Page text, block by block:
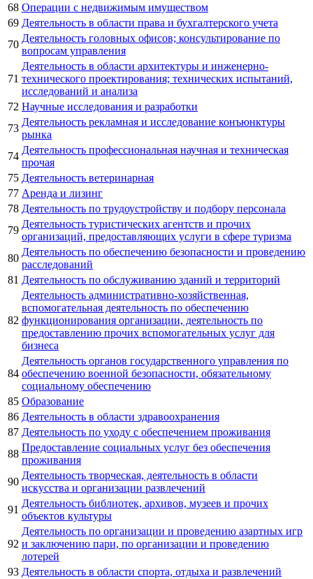
68 Операции с недвижимым имуществом
69 Деятельность в области права и бухгалтерского учета
70
Деятельность головных офисов; консультирование по
вопросам управления
71
Деятельность в области архитектуры и инженерно-
технического проектирования; технических испытаний,
исследований и анализа
72 Научные исследования и разработки
73
Деятельность рекламная и исследование конъюнктуры
рынка
74
Деятельность профессиональная научная и техническая
прочая
75 Деятельность ветеринарная
77 Аренда и лизинг
78 Деятельность по трудоустройству и подбору персонала
79
Деятельность туристических агентств и прочих
организаций, предоставляющих услуги в сфере туризма
80
Деятельность по обеспечению безопасности и проведению
расследований
81 Деятельность по обслуживанию зданий и территорий
82
Деятельность административно-хозяйственная,
вспомогательная деятельность по обеспечению
функционирования организации, деятельность по
предоставлению прочих вспомогательных услуг для
бизнеса
84
Деятельность органов государственного управления по
обеспечению военной безопасности, обязательному
социальному обеспечению
85 Образование
86 Деятельность в области здравоохранения
87 Деятельность по уходу с обеспечением проживания
88
Предоставление социальных услуг без обеспечения
проживания
90
Деятельность творческая, деятельность в области
искусства и организации развлечений
91
Деятельность библиотек, архивов, музеев и прочих
объектов культуры
92
Деятельность по организации и проведению азартных игр
и заключению пари, по организации и проведению
лотерей
93 Деятельность в области спорта, отдыха и развлечений